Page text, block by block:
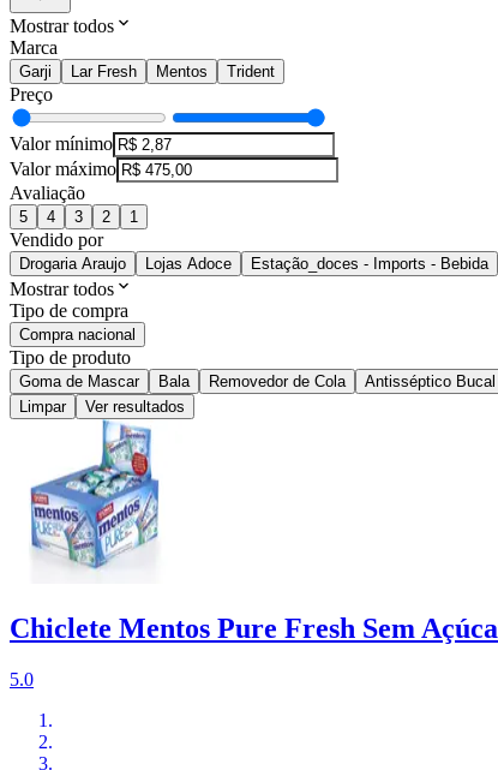
Mostrar todos
Marca
Garji Lar Fresh Mentos Trident
Preço
Valor mínimo
Valor máximo
Avaliação
5 4 3 2 1
Vendido por
Drogaria Araujo Lojas Adoce Estação_doces - Imports - Bebida
Mostrar todos
Tipo de compra
Compra nacional
Tipo de produto
Goma de Mascar Bala Removedor de Cola Antisséptico Bucal
Limpar
Ver resultados
Chiclete Mentos Pure Fresh Sem
5.0